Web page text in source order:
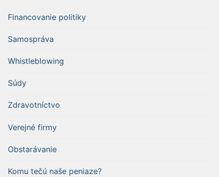
Financovanie politiky
Samospráva
Whistleblowing
Súdy
Zdravotníctvo
Verejné firmy
Obstarávanie
Komu tečú naše peniaze?